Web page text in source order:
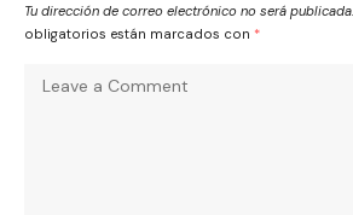
Tu dirección de correo electrónico no será publicada.
obligatorios están marcados con *